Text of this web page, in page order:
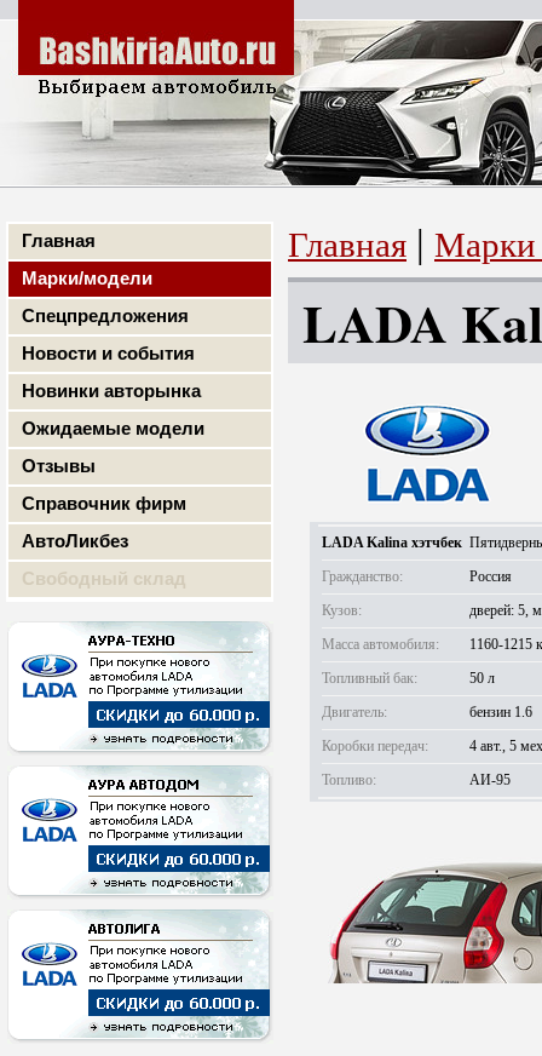
Главная
Марки/модели
Спецпредложения
Новости и события
Новинки авторынка
Ожидаемые модели
Отзывы
Справочник фирм
АвтоЛикбез
Свободный склад
Главная | Марки
LADA
LADA Kalina хэтчбек
Гражданство:
Россия
Кузов:
дверей: 5,
Масса автомобиля:
1160-1215
Топливный бак:
50 л
Двигатель:
бензин 1.6
Коробки передач:
4 авт., 5
Топливо:
АИ-95